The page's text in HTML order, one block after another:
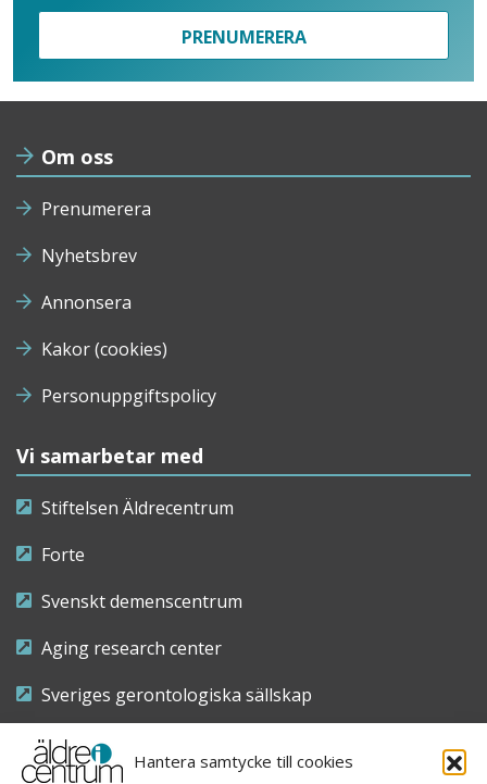
Hantera samtycke till cookies
PRENUMERERA
Om oss
Prenumerera
Nyhetsbrev
Annonsera
Kakor (cookies)
Personuppgiftspolicy
Vi samarbetar med
Stiftelsen Äldrecentrum
Forte
Svenskt demenscentrum
Aging research center
Sveriges gerontologiska sällskap
Riksföreningen för sjuksköterskor inom äldre- och
demensvård